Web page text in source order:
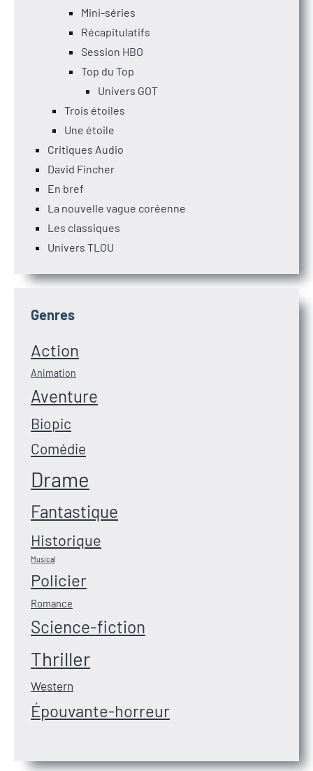
Mini-séries
Récapitulatifs
Session HBO
Top du Top
Univers GOT
Trois étoiles
Une étoile
Critiques Audio
David Fincher
En bref
La nouvelle vague coréenne
Les classiques
Univers TLOU
Genres
Action
Animation
Aventure
Biopic
Comédie
Drame
Fantastique
Historique
Musical
Policier
Romance
Science-fiction
Thriller
Western
Épouvante-horreur